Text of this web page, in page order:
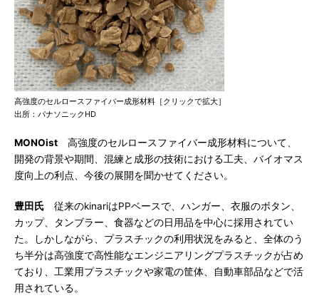
高強度のセルロースファイバー成形材料［クリックで拡大］
出所：パナソニックHD
MONOist 高強度のセルロースファイバー成形材料について、
開発の背景や期間、混練と成形の技術における工夫、バイオマス
度向上の利点、今後の展開を聞かせてください。
豊田氏 従来のkinariはPPベースで、ハンガー、衣服のボタン、
カップ、タンブラー、食器などの日用品を中心に採用されてい
た。しかしながら、プラスチックの利用状況をみると、全体のう
ち半分は高強度で高性能なエンジニアリングプラスチックが占め
ており、工業用プラスチックや家電の筐体、自動車部品などで活
用されている。